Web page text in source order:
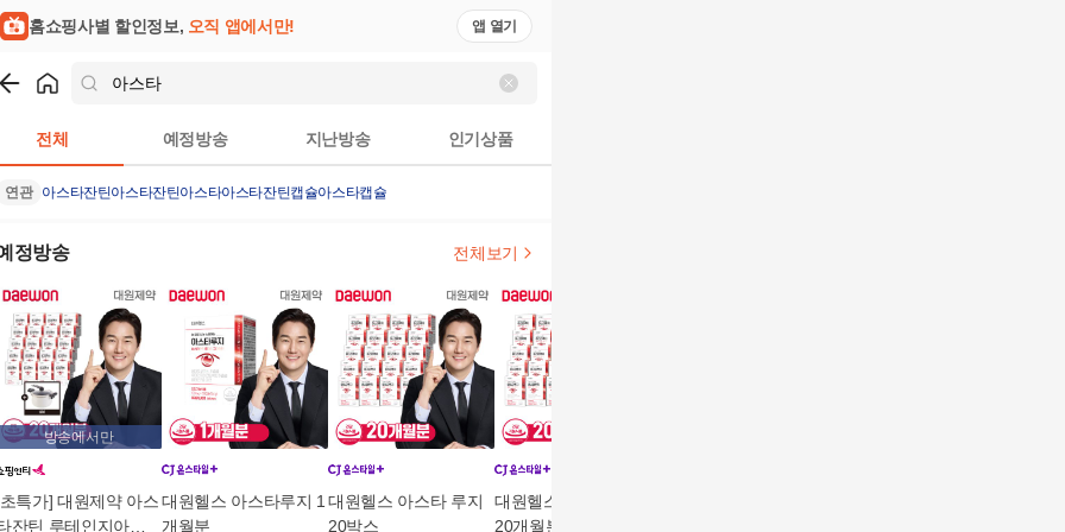
홈쇼핑사별 할인정보, 오직 앱에서만! 앱 열기
전체 예정방송 지난방송 인기상품
연관 아스타잔틴아스타잔틴아스타아스타잔틴캡슐아스타캡슐
정방송 전체보기
방송에서만
특가] 대원제약 아스
잔틴 루테인지아잔
대원헬스 아스타루지 1
개월분
대원헬스 아스타 루지
20박스
대원헬스 아스타 루지
20개월분